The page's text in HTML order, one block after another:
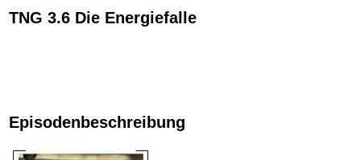
TNG 3.6 Die Energiefalle
Episodenbeschreibung